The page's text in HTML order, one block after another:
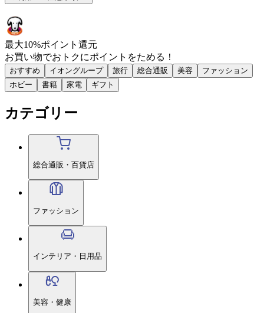
最大10%ポイント還元
お買い物でおトクにポイント をためる！
おすすめ イオングループ 旅行 総合通販 美容
ファッション
ホビー
書籍 家電 ギフト
カテゴリー
総合通販・百貨店
ファッション
インテリア・日用品
美容・健康